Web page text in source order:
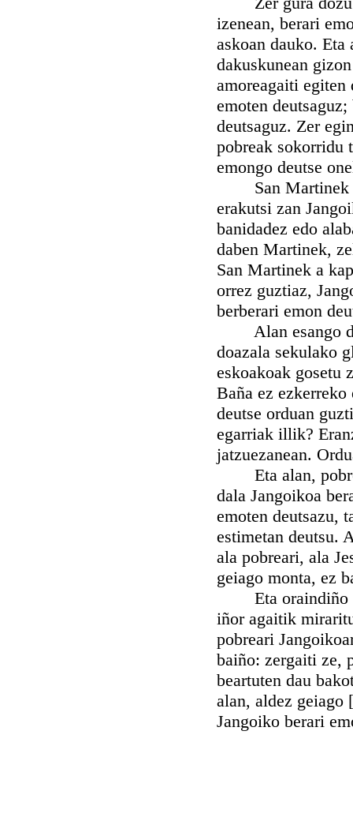
izenean, berari
askoan dauko. Eta
dakuskunean
amoreagaiti egiten
emoten
deutsaguz. Zer
pobreak sokorridu
emongo deutse
San Martinek
erakutsi zan
banidadez edo
daben Martinek,
San Martinek a
orrez guztiaz,
berberari emon
Alan esango
doazala sekulako
eskoakoak gosetu
Baña ez
deutse orduan
egarriak illik?
jatzuezanean.
Eta alan,
dala Jangoikoa
emoten deutsazu,
estimetan deutsu.
ala pobreari, ala
geiago monta, ez
Eta oraindiño
iñor agaitik
pobreari
baiño: zergaiti ze,
beartuten dau
alan, aldez geiago
Jangoiko berari